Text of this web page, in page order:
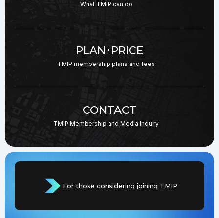
What TMIP can do
PLAN･PRICE
TMIP membership plans and fees
CONTACT
TMIP Membership and Media Inquiry
For those considering joining TMIP